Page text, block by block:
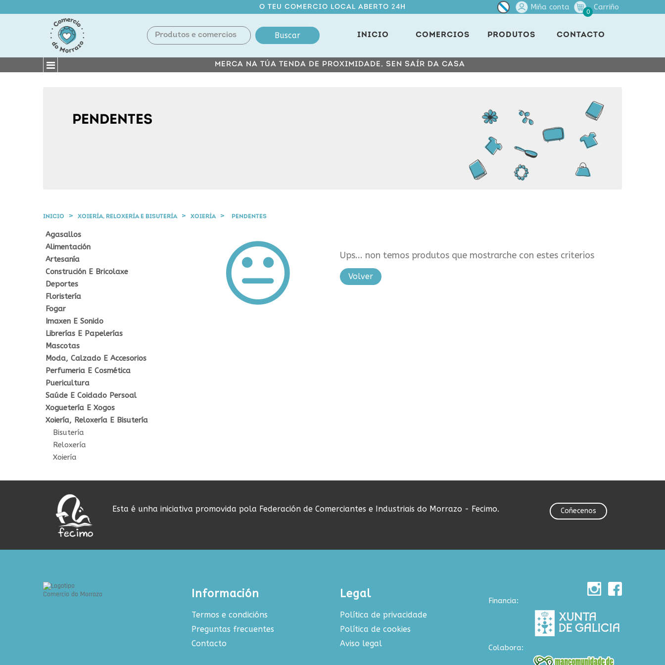
O TEU COMERCIO LOCAL ABERTO 24H Miña conta
0
Carriño
Buscar INICIO COMERCIOS PRODUTOS CONTACTO
MERCA NA TÚA TENDA DE PROXIMIDADE, SEN SAÍR DA CASA
PENDENTES
INICIO XOIERÍA, RELOXERÍA E BISUTERÍA XOIERÍA PENDENTES
Agasallos
Alimentación
Artesanía
Construción E Bricolaxe
Deportes
Floristería
Fogar
Imaxen E Sonido
Librerías E Papelerías
Mascotas
Moda, Calzado E Accesorios
Perfumeria E Cosmética
Puericultura
Saúde E Coidado Persoal
Xoguetería E Xogos
Xoiería, Reloxería E Bisutería
Bisutería
Reloxería
Xoiería
Ups... non temos produtos que mostrarche con estes criterios
Volver
Esta é unha iniciativa promovida pola Federación de Comerciantes e Industriais do Morrazo - Fecimo. Coñecenos
Información
Termos e condicións
Preguntas frecuentes
Contacto
Legal
Política de privacidade
Política de cookies
Aviso legal
Financia:
Colabora: